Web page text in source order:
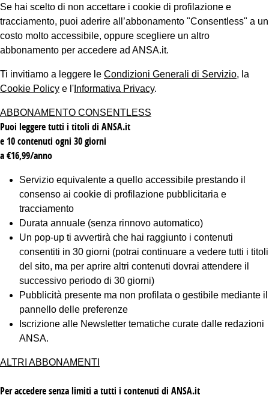
Se hai scelto di non accettare i cookie di profilazione e
tracciamento, puoi aderire all’abbonamento "Consentless" a un
costo molto accessibile, oppure scegliere un altro
abbonamento per accedere ad ANSA.it.
Ti invitiamo a leggere le Condizioni Generali di Servizio, la
Cookie Policy e l' Informativa Privacy.
ABBONAMENTO CONSENTLESS
Puoi leggere tutti i titoli di ANSA.it
e 10 contenuti ogni 30 giorni
a €16,99/anno
Servizio equivalente a quello accessibile prestando il
consenso ai cookie di profilazione pubblicitaria e
tracciamento
Durata annuale (senza rinnovo automatico)
Un pop-up ti avvertirà che hai raggiunto i contenuti
consentiti in 30 giorni (potrai continuare a vedere tutti i titoli
del sito, ma per aprire altri contenuti dovrai attendere il
successivo periodo di 30 giorni)
Pubblicità presente ma non profilata o gestibile mediante il
pannello delle preferenze
Iscrizione alle Newsletter tematiche curate dalle redazioni
ANSA.
ALTRI ABBONAMENTI
Per accedere senza limiti a tutti i contenuti di ANSA.it